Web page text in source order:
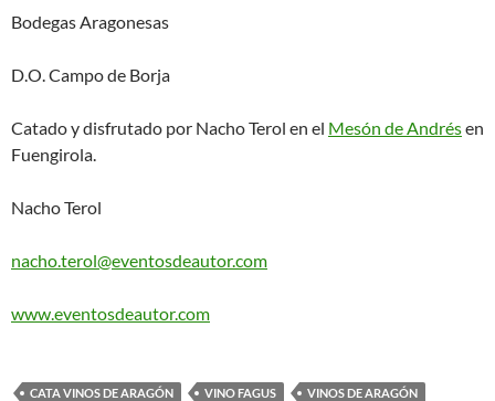
Bodegas Aragonesas
D.O. Campo de Borja
Catado y disfrutado por Nacho Terol en el Mesón de Andrésen
Fuengirola.
Nacho Terol
nacho.terol@eventosdeautor.com
www.eventosdeautor.com
CATA VINOS DE ARAGÓN VINO FAGUS
VINOS DE ARAGÓN